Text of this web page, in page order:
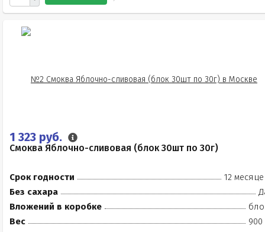
1 323 руб.
Смоква Яблочно-сливовая (блок 30шт по 30г)
Срок годности
12
Без сахара
Вложений в коробке
Вес
900